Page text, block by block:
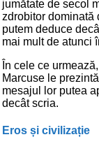
jumătate de secol
zdrobitor
putem deduce
mai mult de atunci
În cele ce
Marcuse le
mesajul lor putea
decât scria.
Eros și civilizație